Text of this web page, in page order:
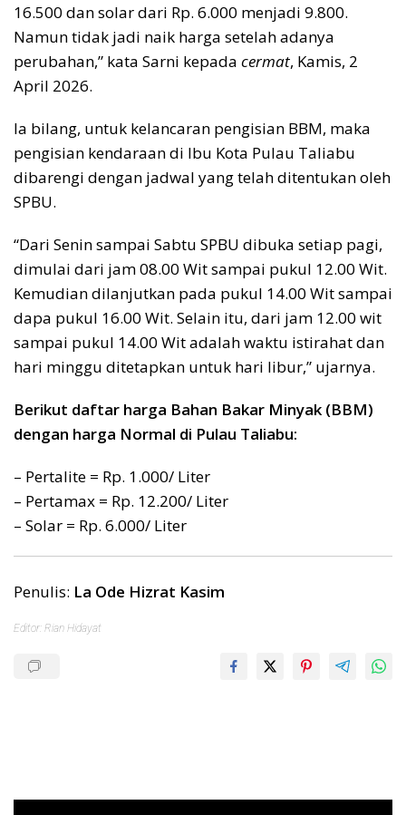
16.500 dan solar dari Rp. 6.000 menjadi 9.800.
Namun tidak jadi naik harga setelah adanya
perubahan,” kata Sarni kepada cermat, Kamis, 2
April 2026.
Ia bilang, untuk kelancaran pengisian BBM, maka
pengisian kendaraan di Ibu Kota Pulau Taliabu
dibarengi dengan jadwal yang telah ditentukan oleh
SPBU.
“Dari Senin sampai Sabtu SPBU dibuka setiap pagi,
dimulai dari jam 08.00 Wit sampai pukul 12.00 Wit.
Kemudian dilanjutkan pada pukul 14.00 Wit sampai
dapa pukul 16.00 Wit. Selain itu, dari jam 12.00 wit
sampai pukul 14.00 Wit adalah waktu istirahat dan
hari minggu ditetapkan untuk hari libur,” ujarnya.
Berikut daftar harga Bahan Bakar Minyak (BBM)
dengan harga Normal di Pulau Taliabu:
– Pertalite = Rp. 1.000/ Liter
– Pertamax = Rp. 12.200/ Liter
– Solar = Rp. 6.000/ Liter
Penulis: La Ode Hizrat Kasim
Editor: Rian Hidayat